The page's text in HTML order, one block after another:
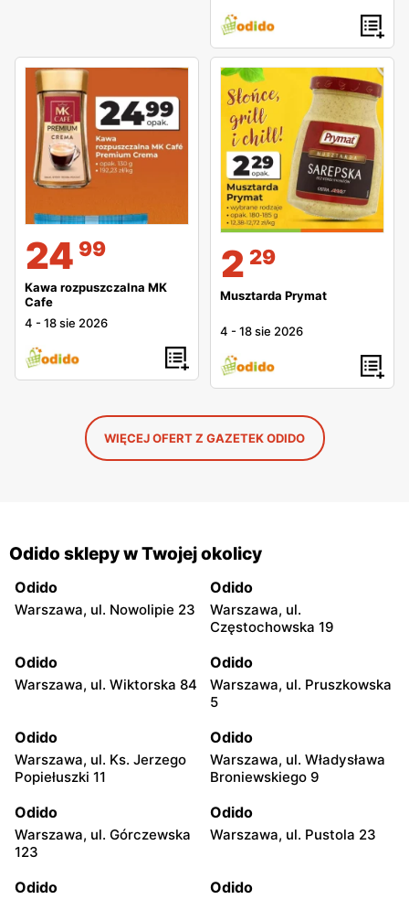
24 99
Kawa rozpuszczalna MK
Cafe
4 -18 sie 2026
2 29
Musztarda Prymat
4 -18 sie 2026
WIĘCEJ OFERT Z GAZETEK ODIDO
Odido sklepy w Twojej okolicy
Odido
Warszawa, ul. Nowolipie 23
Odido
Warszawa, ul.
Częstochowska 19
Odido
Warszawa, ul. Wiktorska 84
Odido
Warszawa, ul. Pruszkowska
5
Odido
Warszawa, ul. Ks. Jerzego
Popiełuszki 11
Odido
Warszawa, ul. Władysława
Broniewskiego 9
Odido
Warszawa, ul. Górczewska
123
Odido
Warszawa, ul. Pustola 23
Odido Odido